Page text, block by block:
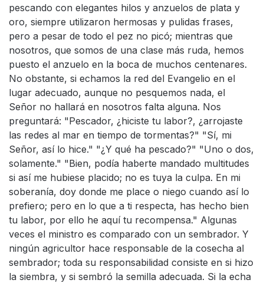
pescando con elegantes hilos y anzuelos de plata y
oro, siempre utilizaron hermosas y pulidas frases,
pero a pesar de todo el pez no picó; mientras que
nosotros, que somos de una clase más ruda, hemos
puesto el anzuelo en la boca de muchos centenares.
No obstante, si echamos la red del Evangelio en el
lugar adecuado, aunque no pesquemos nada, el
Señor no hallará en nosotros falta alguna. Nos
preguntará: "Pescador, ¿hiciste tu labor?, ¿arrojaste
las redes al mar en tiempo de tormentas?" "Sí, mi
Señor, así lo hice." "¿Y qué ha pescado?" "Uno o dos,
solamente." "Bien, podía haberte mandado multitudes
si así me hubiese placido; no es tuya la culpa. En mi
soberanía, doy donde me place o niego cuando así lo
prefiero; pero en lo que a ti respecta, has hecho bien
tu labor, por ello he aquí tu recompensa." Algunas
veces el ministro es comparado con un sembrador. Y
ningún agricultor hace responsable de la cosecha al
sembrador; toda su responsabilidad consiste en si hizo
la siembra, y si sembró la semilla adecuada. Si la echa